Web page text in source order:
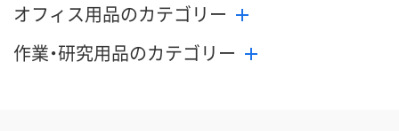
オフィス用品のカテゴリー
作業・研究用品のカテゴリー